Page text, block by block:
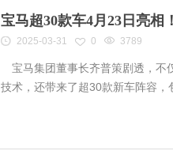
宝马超30款车4月23日亮
2025-03-31 0 3789
宝马集团董事长齐普策剧透，不
技术，还带来了超30款新车阵容